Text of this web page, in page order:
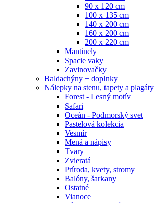
90 x 120 cm
100 x 135 cm
140 x 200 cm
160 x 200 cm
200 x 220 cm
Mantinely
Spacie vaky
Zavinovačky
Baldachýny + doplnky
Nálepky na stenu, tapety a plagáty
Forest - Lesný motív
Safari
Oceán - Podmorský svet
Pastelová kolekcia
Vesmír
Mená a nápisy
Tvary
Zvieratá
Príroda, kvety, stromy
Balóny, šarkany
Ostatné
Vianoce